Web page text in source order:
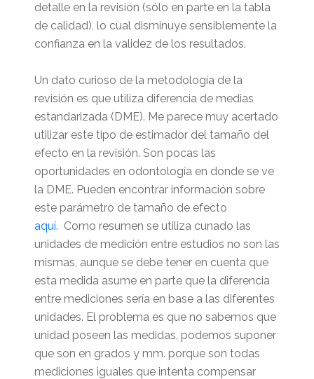
detalle en la revisión (sólo en parte en la tabla
de calidad), lo cual disminuye sensiblemente la
confianza en la validez de los resultados.
Un dato curioso de la metodología de la
revisión es que utiliza diferencia de medias
estandarizada (DME). Me parece muy acertado
utilizar este tipo de estimador del tamaño del
efecto en la revisión. Son pocas las
oportunidades en odontología en donde se ve
la DME. Pueden encontrar información sobre
este parámetro de tamaño de efecto
aquí. Como resumen se utiliza cunado las
unidades de medición entre estudios no son las
mismas, aunque se debe tener en cuenta que
esta medida asume en parte que la diferencia
entre mediciones sería en base a las diferentes
unidades. El problema es que no sabemos que
unidad poseen las medidas, podemos suponer
que son en grados y mm. porque son todas
mediciones iguales que intenta compensar